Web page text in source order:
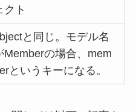
クト
と同じ。モデル名
Memberの場合、mem
というキーになる。